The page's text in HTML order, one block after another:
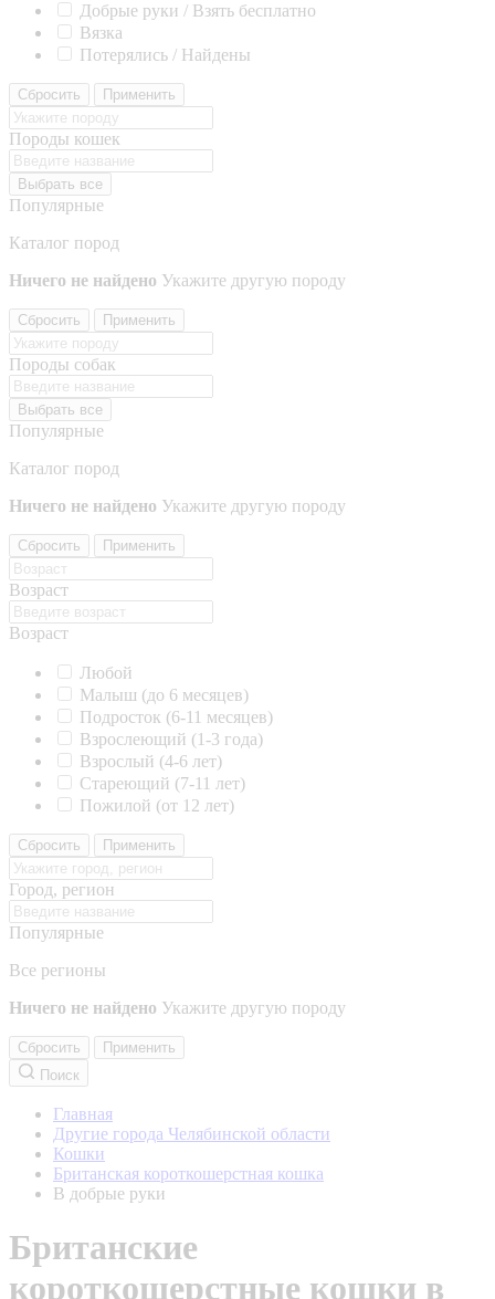
Добрые руки / Взять бесплатно
Вязка
Потерялись / Найдены
Сбросить Применить
Породы кошек
Выбрать все
Популярные
Каталог пород
Ничего не найдено Укажите другую породу
Сбросить Применить
Породы собак
Выбрать все
Популярные
Каталог пород
Ничего не найдено Укажите другую породу
Сбросить Применить
Возраст
Возраст
Любой
Малыш (до 6 месяцев)
Подросток (6-11 месяцев)
Взрослеющий (1-3 года)
Взрослый (4-6 лет)
Стареющий (7-11 лет)
Пожилой (от 12 лет)
Сбросить Применить
Город, регион
Популярные
Все регионы
Ничего не найдено Укажите другую породу
Сбросить
Применить
Поиск
Главная
Другие города Челябинской области
Кошки
Британская короткошерстная кошка
В добрые руки
Британские
короткошерстные кошки в